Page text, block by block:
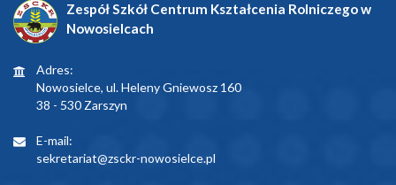
Zespół Szkół Centrum Kształcenia Rolniczego w
Nowosielcach
Adres:
Nowosielce, ul. Heleny Gniewosz 160
38 - 530 Zarszyn
E-mail:
sekretariat@zsckr-nowosielce.pl